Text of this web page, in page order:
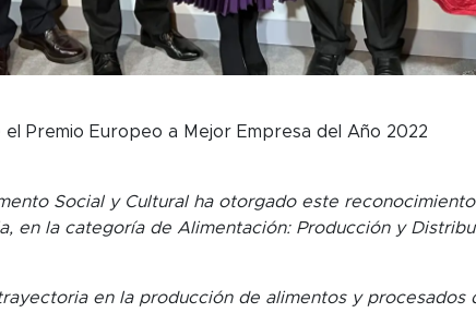
Premio Europeo a Mejor Empresa del Año 2022
Social y Cultural ha otorgado este
en la categoría de Alimentación: Producción y
en la producción de alimentos y procesados